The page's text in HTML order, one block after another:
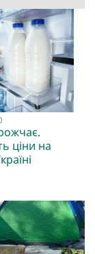
ціни на